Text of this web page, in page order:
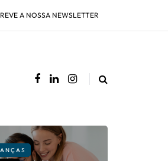
A NOSSA NEWSLETTER